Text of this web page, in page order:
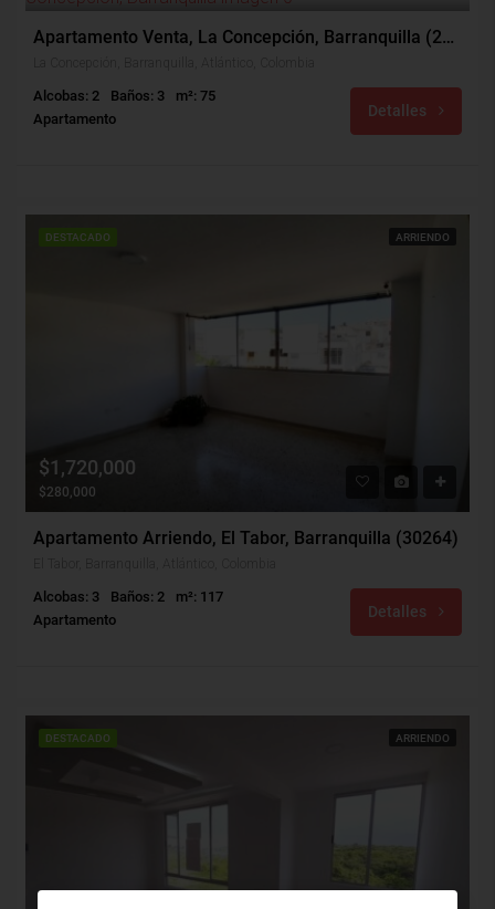
Apartamento Venta, La Concepción, Barranquilla (28332v)
Alcobas: 2 Baños: 3
m²: 75
Apartamento
Detalles
DESTACADO ARRIENDO
$1,720,000
$280,000
Apartamento Arriendo, El Tabor, Barranquilla (30264)
Alcobas: 3 Baños: 2
m²: 117
Apartamento
Detalles
DESTACADO ARRIENDO